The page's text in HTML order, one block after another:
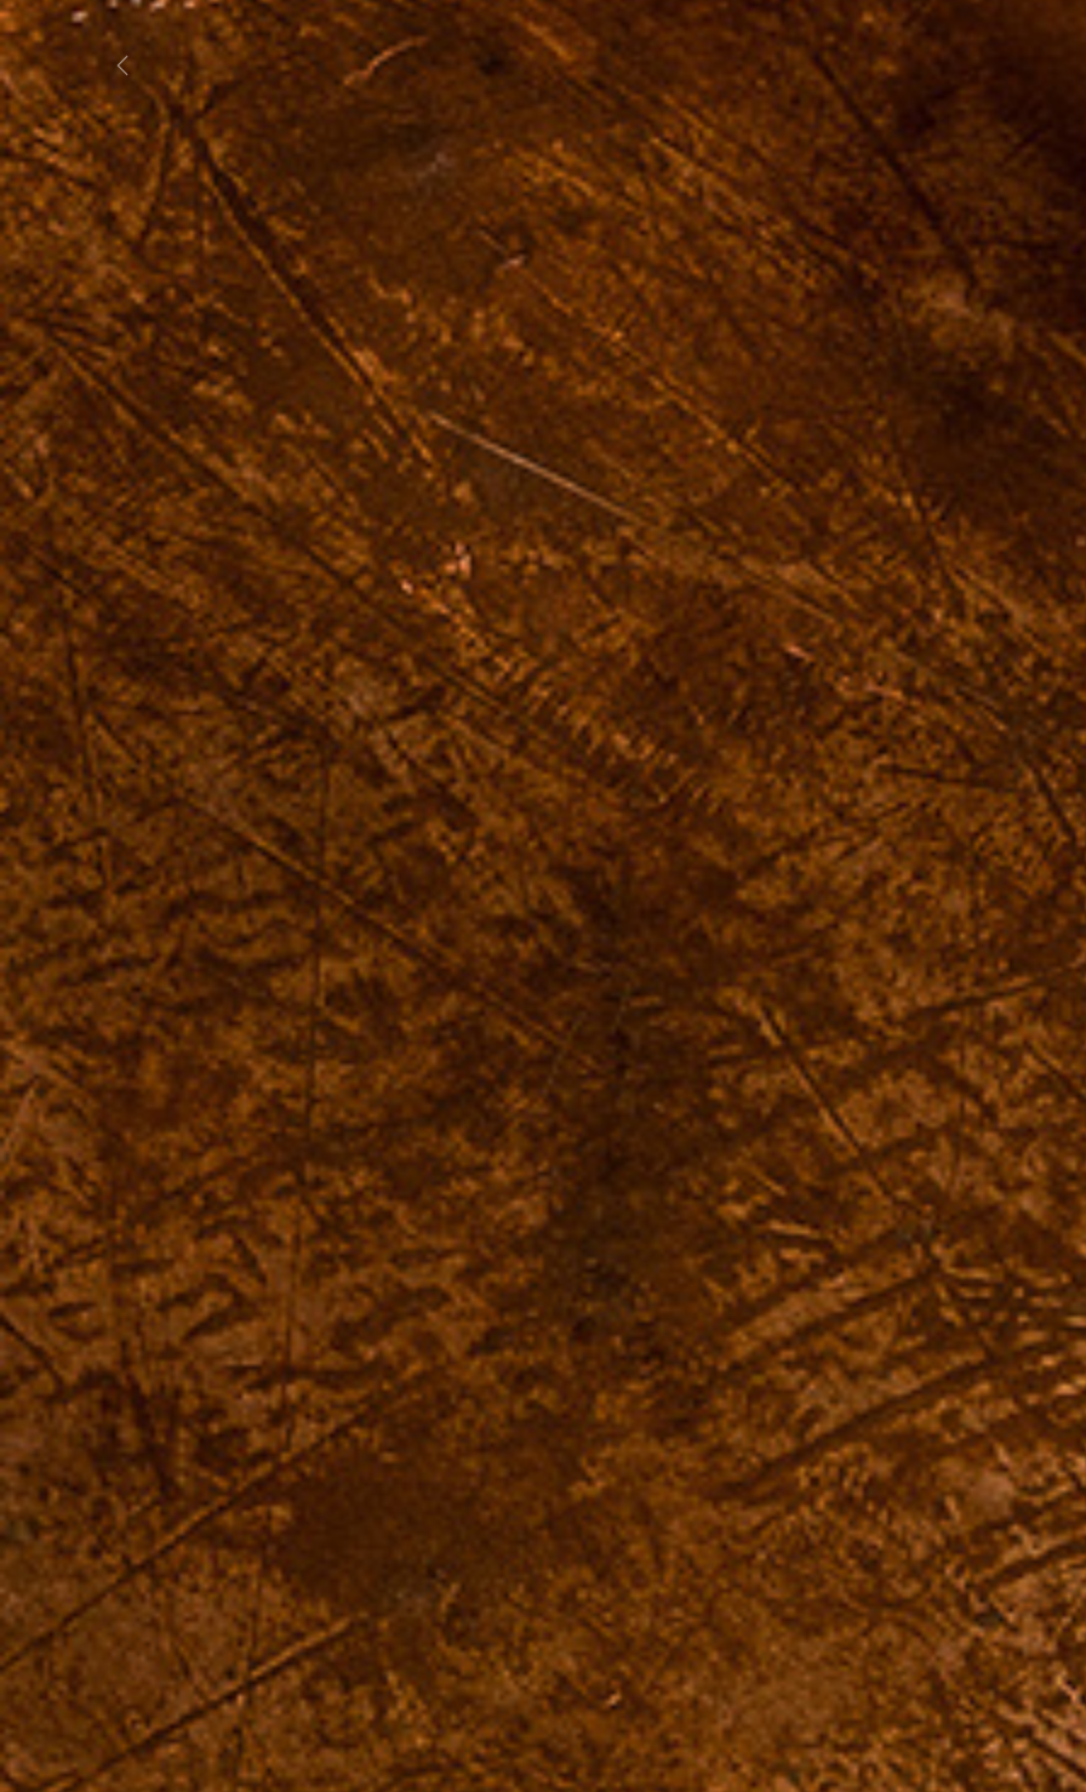
Previous